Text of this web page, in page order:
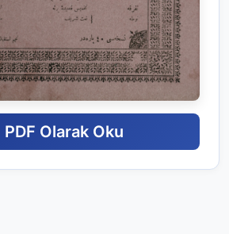
PDF Olarak Oku